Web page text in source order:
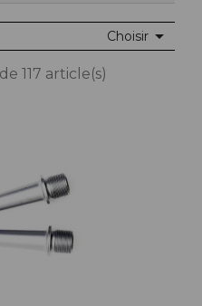
Choisir 
117 article(s)